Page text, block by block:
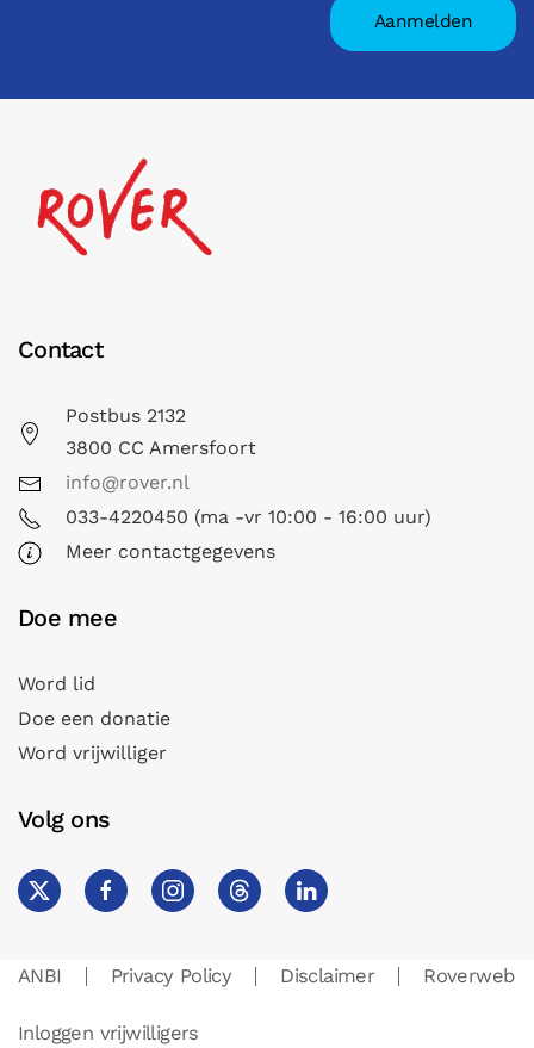
Contact
Postbus 2132
3800 CC Amersfoort
info@rover.nl
033-4220450 (ma -vr 10:00 - 16:00 uur)
Meer contactgegevens
Doe mee
Word lid
Doe een donatie
Word vrijwilliger
Volg ons
ANBI Privacy Policy Disclaimer Roverweb
Inloggen vrijwilligers